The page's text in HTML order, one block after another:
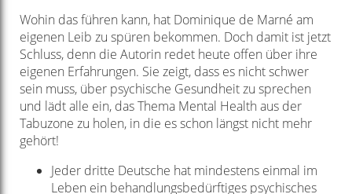
Wohin das führen kann, hat Dominique de Marné am
eigenen Leib zu spüren bekommen. Doch damit ist jetzt
Schluss, denn die Autorin redet heute offen über ihre
eigenen Erfahrungen. Sie zeigt, dass es nicht schwer
sein muss, über psychische Gesundheit zu sprechen
und lädt alle ein, das Thema Mental Health aus der
Tabuzone zu holen, in die es schon längst nicht mehr
gehört!
Jeder dritte Deutsche hat mindestens einmal im
Leben ein behandlungsbedürftiges psychisches